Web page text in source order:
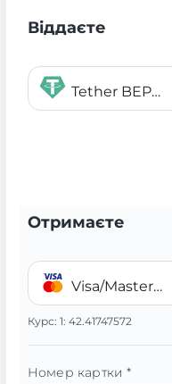
Віддаєте
Tether BEP20 USDT
Отримаєте
Visa/MasterCard 💳 UAH
Курс: 1: 42.41747572
Номер картки *